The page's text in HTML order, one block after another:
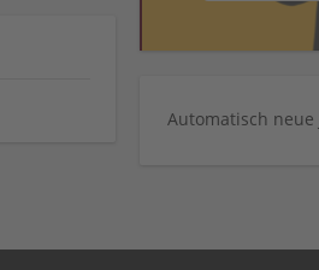
Automatisch neue